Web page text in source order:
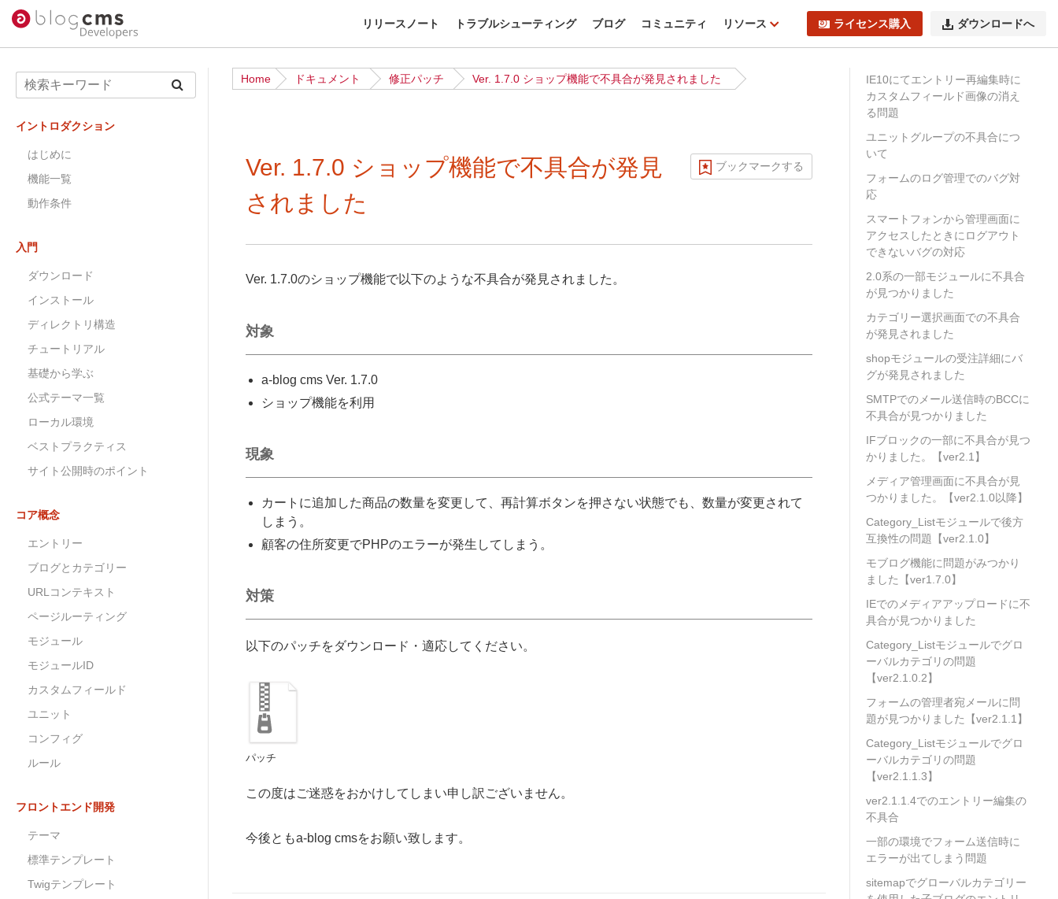
リリースノート トラブルシューティング ブログ コミュニティ リソース ライセンス購入 ダウンロードへ
Home ドキュメント 修正パッチ Ver. 1.7.0 ショップ機能で不具合が発見されました
ブックマークする
Ver. 1.7.0 ショップ機能で不具合が発見
されました
Ver. 1.7.0のショップ機能で以下のような不具合が発見されました。
対象
a-blog cms Ver. 1.7.0
ショップ機能を利用
現象
カートに追加した商品の数量を変更して、再計算ボタンを押さない状態でも、数量が変更されて
しまう。
顧客の住所変更でPHPのエラーが発生してしまう。
対策
以下のパッチをダウンロード・適応してください。
パッチ
この度はご迷惑をおかけしてしまい申し訳ございません。
今後ともa-blog cmsをお願い致します。
イントロダクション
はじめに
機能一覧
動作条件
入門
ダウンロード
インストール
ディレクトリ構造
チュートリアル
基礎から学ぶ
公式テーマ一覧
ローカル環境
ベストプラクティス
サイト公開時のポイント
コア概念
エントリー
ブログとカテゴリー
URLコンテキスト
ページルーティング
モジュール
モジュールID
カスタムフィールド
ユニット
コンフィグ
ルール
フロントエンド開発
テーマ
標準テンプレート
Twigテンプレート
IE10にてエントリー再編集時に
カスタムフィールド画像の消え
る問題
ユニットグループの不具合につ
いて
フォームのログ管理でのバグ対
応
スマートフォンから管理画面に
アクセスしたときにログアウト
できないバグの対応
2.0系の一部モジュールに不具合
が見つかりました
カテゴリー選択画面での不具合
が発見されました
shopモジュールの受注詳細にバ
グが発見されました
SMTPでのメール送信時のBCCに
不具合が見つかりました
IFブロックの一部に不具合が見つ
かりました。【ver2.1】
メディア管理画面に不具合が見
つかりました。【ver2.1.0以降】
Category_Listモジュールで後方
互換性の問題【ver2.1.0】
モブログ機能に問題がみつかり
ました【ver1.7.0】
IEでのメディアアップロードに不
具合が見つかりました
Category_Listモジュールでグロ
ーバルカテゴリの問題
【ver2.1.0.2】
フォームの管理者宛メールに問
題が見つかりました【ver2.1.1】
Category_Listモジュールでグロ
ーバルカテゴリの問題
【ver2.1.1.3】
ver2.1.1.4でのエントリー編集の
不具合
一部の環境でフォーム送信時に
エラーが出てしまう問題
sitemapでグローバルカテゴリー